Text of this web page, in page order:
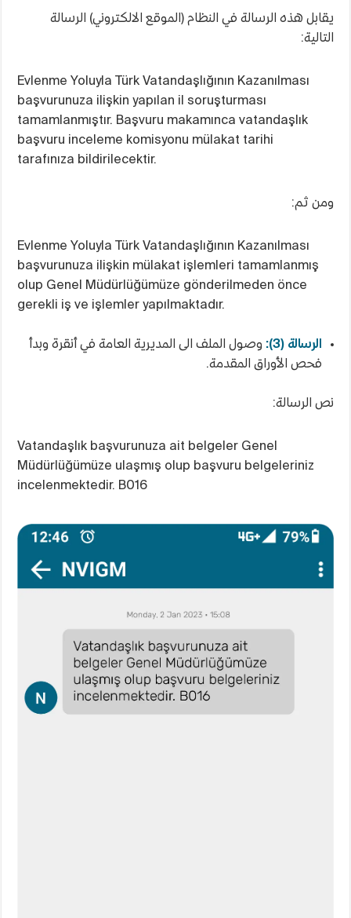
يقابل هذه الرسالة في النظام (الموقع الالكتروني) الرسالة
التالية:
Evlenme Yoluyla Türk Vatandaşlığının Kazanılması
başvurunuza ilişkin yapılan il soruşturması
tamamlanmıştır. Başvuru makamınca vatandaşlık
başvuru inceleme komisyonu mülakat tarihi
tarafınıza bildirilecektir.
ومن ثم:
Evlenme Yoluyla Türk Vatandaşlığının Kazanılması
başvurunuza ilişkin mülakat işlemleri tamamlanmış
olup Genel Müdürlüğümüze gönderilmeden önce
gerekli iş ve işlemler yapılmaktadır.
الرسالة (3):
وصول الملف الى المديرية العامة في أنقرة وبدأ
فحص الأوراق المقدمة.
نص الرسالة:
Vatandaşlık başvurunuza ait belgeler Genel
Müdürlüğümüze ulaşmış olup başvuru belgeleriniz
incelenmektedir. B016